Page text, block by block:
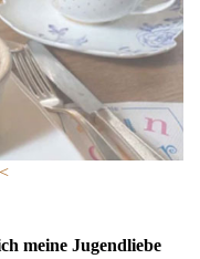
meine Jugendliebe